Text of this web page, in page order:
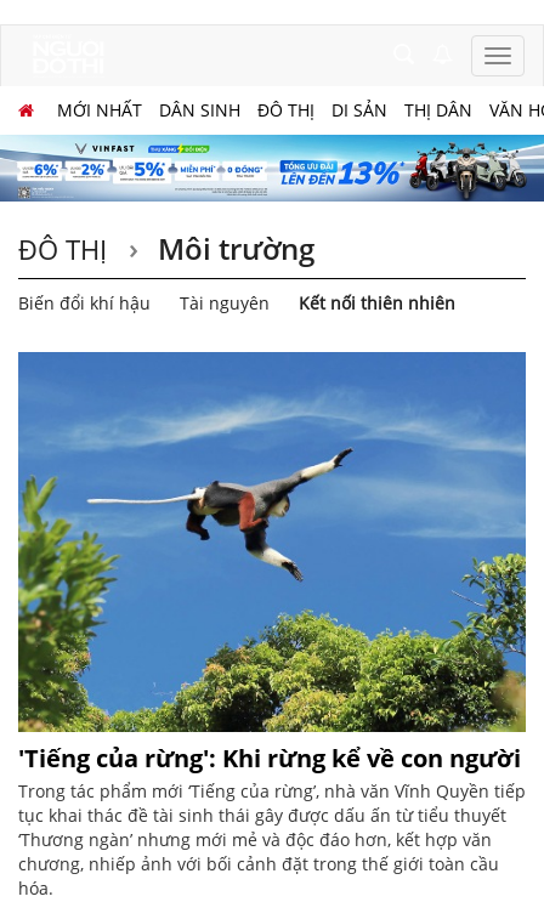
MỚI NHẤT DÂN SINH ĐÔ THỊ DI SẢN THỊ DÂN VĂN
ĐÔ THỊ Môi trường
Biến đổi khí hậu Tài nguyên Kết nối thiên nhiên
'Tiếng của rừng': Khi rừng kể về con người
Trong tác phẩm mới ‘Tiếng của rừng’, nhà văn Vĩnh Quyền tiếp
tục khai thác đề tài sinh thái gây được dấu ấn từ tiểu thuyết
‘Thương ngàn’ nhưng mới mẻ và độc đáo hơn, kết hợp văn
chương, nhiếp ảnh với bối cảnh đặt trong thế giới toàn cầu
hóa.